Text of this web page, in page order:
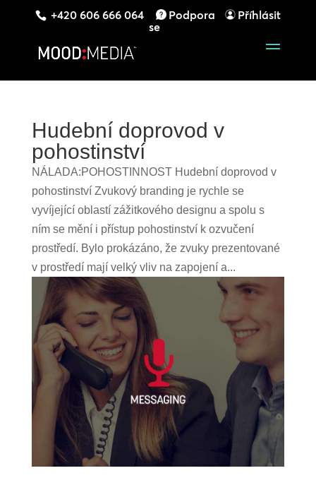
+420 606 666 064 Podpora
Příhlásit
se
Hudební doprovod v
pohostinství
NÁLADA:POHOSTINNOST Hudební doprovod v
pohostinství Zvukový branding je rychle se
vyvíjející oblastí zážitkového designu a spolu s
ním se mění i přístup pohostinství k ozvučení
prostředí. Bylo prokázáno, že zvuky prezentované
v prostředí mají velký vliv na zapojení a...